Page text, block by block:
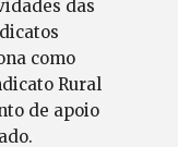
das
como
Rural
de apoio